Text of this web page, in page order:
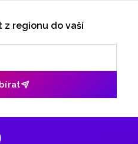
regionu do vaší